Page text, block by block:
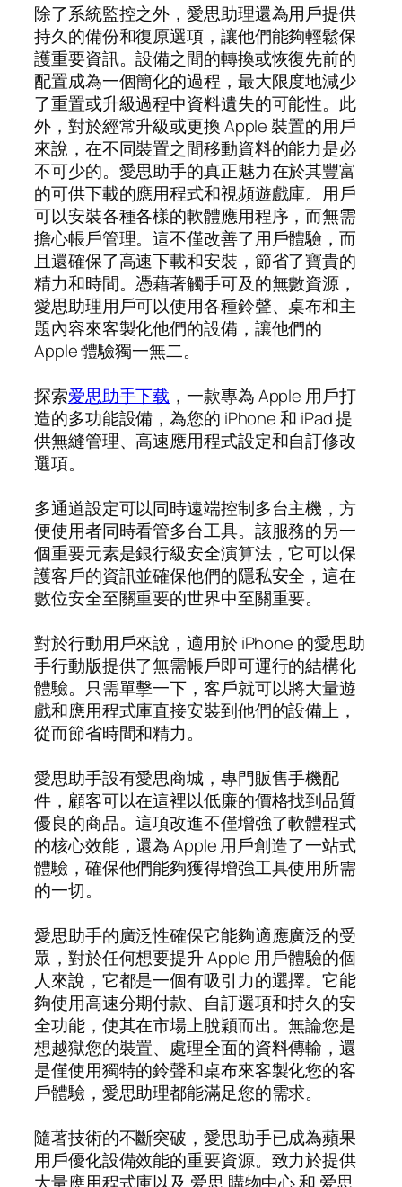
除了系統監控之外，愛思助理還為用戶提供
持久的備份和復原選項，讓他們能夠輕鬆保
護重要資訊。設備之間的轉換或恢復先前的
配置成為一個簡化的過程，最大限度地減少
了重置或升級過程中資料遺失的可能性。此
外，對於經常升級或更換 Apple 裝置的用戶
來說，在不同裝置之間移動資料的能力是必
不可少的。愛思助手的真正魅力在於其豐富
的可供下載的應用程式和視頻遊戲庫。用戶
可以安裝各種各樣的軟體應用程序，而無需
擔心帳戶管理。這不僅改善了用戶體驗，而
且還確保了高速下載和安裝，節省了寶貴的
精力和時間。憑藉著觸手可及的無數資源，
愛思助理用戶可以使用各種鈴聲、桌布和主
題內容來客製化他們的設備，讓他們的
Apple 體驗獨一無二。
探索爱思助手下载 ，一款專為 Apple 用戶打
造的多功能設備，為您的 iPhone 和 iPad 提
供無縫管理、高速應用程式設定和自訂修改
選項。
多通道設定可以同時遠端控制多台主機，方
便使用者同時看管多台工具。該服務的另一
個重要元素是銀行級安全演算法，它可以保
護客戶的資訊並確保他們的隱私安全，這在
數位安全至關重要的世界中至關重要。
對於行動用戶來說，適用於 iPhone 的愛思助
手行動版提供了無需帳戶即可運行的結構化
體驗。只需單擊一下，客戶就可以將大量遊
戲和應用程式庫直接安裝到他們的設備上，
從而節省時間和精力。
愛思助手設有愛思商城，專門販售手機配
件，顧客可以在這裡以低廉的價格找到品質
優良的商品。這項改進不僅增強了軟體程式
的核心效能，還為 Apple 用戶創造了一站式
體驗，確保他們能夠獲得增強工具使用所需
的一切。
愛思助手的廣泛性確保它能夠適應廣泛的受
眾，對於任何想要提升 Apple 用戶體驗的個
人來說，它都是一個有吸引力的選擇。它能
夠使用高速分期付款、自訂選項和持久的安
全功能，使其在市場上脫穎而出。無論您是
想越獄您的裝置、處理全面的資料傳輸，還
是僅使用獨特的鈴聲和桌布來客製化您的客
戶體驗，愛思助理都能滿足您的需求。
隨著技術的不斷突破，愛思助手已成為蘋果
用戶優化設備效能的重要資源。致力於提供